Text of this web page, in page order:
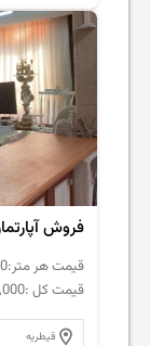
فروش آپارتمان 100 متر فول
قیمت هر متر:
قیمت کل :
قیطریه